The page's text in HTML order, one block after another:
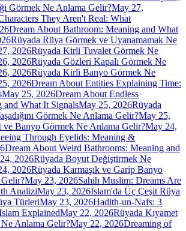
Görmek Ne Anlama Gelir?May 27,
They Aren't Real: What
Dream About Bathroom: Meaning and What
Rüyada Rüya Görmek ve Uyanamamak Ne
2026Rüyada Kirli Tuvalet Görmek Ne
2026Rüyada Gözleri Kapalı Görmek Ne
2026Rüyada Kirli Banyo Görmek Ne
2026Dream About Entities Explaining Time:
May 25, 2026Dream About Endless
and What It SignalsMay 25, 2026Rüyada
Görmek Ne Anlama Gelir?May 25,
ve Banyo Görmek Ne Anlama Gelir?May 24,
Through Eyelids: Meaning &
Dream About Weird Bathrooms: Meaning and
2026Rüyada Boyut Değiştirmek Ne
2026Rüyada Karmaşık ve Garip Banyo
May 23, 2026Sahih Muslim: Dreams Are
AnaliziMay 23, 2026İslam'da Üç Çeşit Rüya
TürleriMay 23, 2026Hadith-un-Nafs: 3
ExplainedMay 22, 2026Rüyada Kıyamet
Anlama Gelir?May 22, 2026Dreaming of